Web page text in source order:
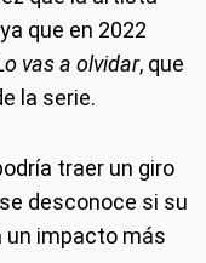
que en 2022
vas a olvidar, que
la serie.
traer un giro
desconoce si su
un impacto más